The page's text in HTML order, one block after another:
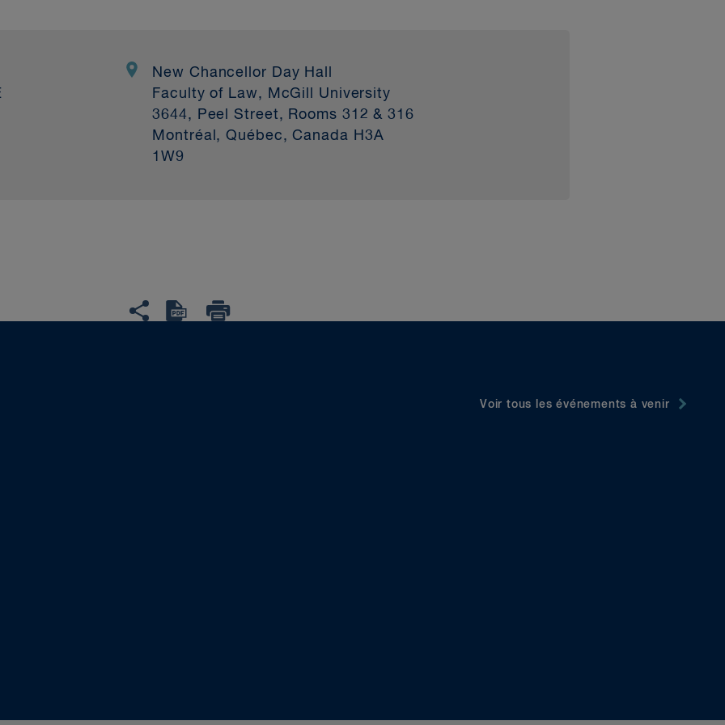
New Chancellor Day Hall
Faculty of Law, McGill University
3644, Peel Street, Rooms 312 & 316
Montréal, Québec, Canada H3A
1W9
Voir tous les événements à venir